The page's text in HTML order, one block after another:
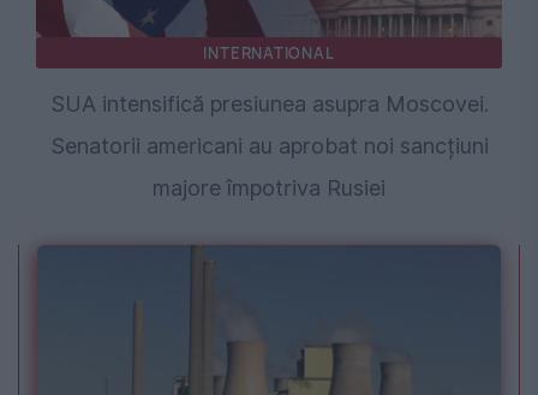
INTERNATIONAL
SUA intensifică presiunea asupra Moscovei.
Senatorii americani au aprobat noi sancțiuni
majore împotriva Rusiei